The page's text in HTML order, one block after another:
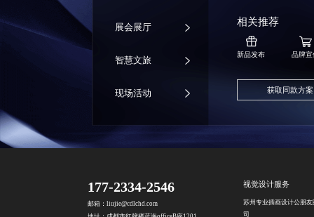
展会展厅
智慧文旅
现场活动
相关推荐
新品发布 品牌宣
获取同款方案
177-2334-2546
邮箱：liujie@cdlchd.com
视觉设计服务
苏州专业插画设计公
司
朋